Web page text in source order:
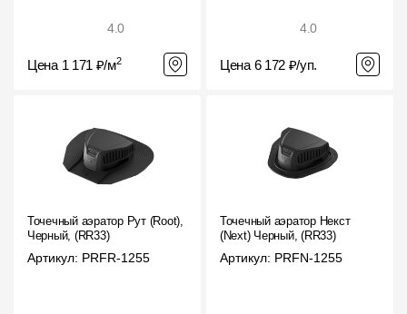
4.0
Цена 1 171 ₽/м2
4.0
Цена 6 172 ₽/уп.
Точечный аэратор Рут (Root),
Черный, (RR33)
Артикул: PRFR-1255
Точечный аэратор Некст
(Next) Черный, (RR33)
Артикул: PRFN-1255